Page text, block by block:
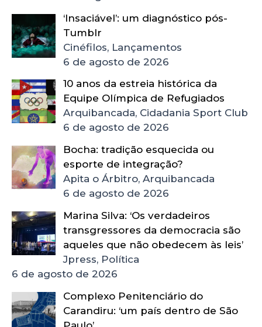
‘Insaciável’: um diagnóstico pós-
Tumblr
Cinéfilos, Lançamentos
6 de agosto de 2026
10 anos da estreia histórica da
Equipe Olímpica de Refugiados
Arquibancada, Cidadania Sport Club
6 de agosto de 2026
Bocha: tradição esquecida ou
esporte de integração?
Apita o Árbitro, Arquibancada
6 de agosto de 2026
Marina Silva: ‘Os verdadeiros
transgressores da democracia são
aqueles que não obedecem às leis’
Jpress, Política
6 de agosto de 2026
Complexo Penitenciário do
Carandiru: ‘um país dentro de São